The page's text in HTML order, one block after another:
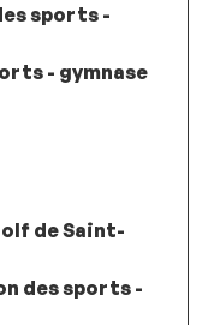
sports -
- gymnase
de Saint-
des sports -